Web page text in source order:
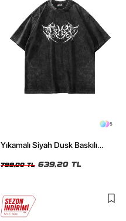
5
Yıkamalı Siyah Dusk Baskılı
799,00 TL 639,20 TL